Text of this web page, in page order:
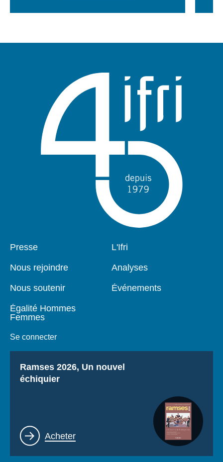
Pied
Presse
Nous rejoindre
Nous soutenir
Égalité Hommes
Femmes
Se connecter
Navigation
L'Ifri
Analyses
Événements
Titre
Ramses 2026, Un nouvel
échiquier
Lien
Acheter